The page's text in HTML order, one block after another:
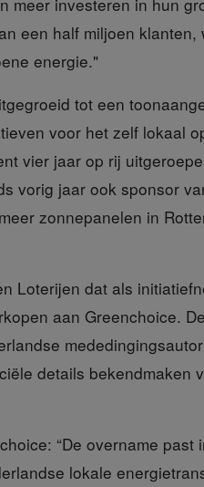
een half miljoen klanten,
energie."
tot een
voor het zelf lokaal
vier jaar op rij
vorig jaar ook sponsor
zonnepanelen in
Loterijen dat als
aan Greenchoice.
details bekendmaken
“De overname past
lokale